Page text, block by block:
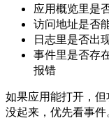
应用概览里是
访问地址是否
日志里是否出
事件里是否存
报错
如果应用能打开，
没起来，优先看事件